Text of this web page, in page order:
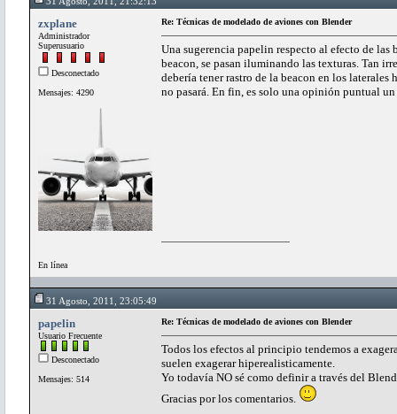
zxplane
Administrador
Superusuario
Desconectado
Mensajes: 4290
En línea
Re: Técnicas de modelado de aviones con Blender
Una sugerencia papelin respecto al efecto de las
beacon, se pasan iluminando las texturas. Tan
debería tener rastro de la beacon en los
no pasará. En fin, es solo una opinión puntual
31 Agosto, 2011, 23:05:49
papelin
Usuario Frecuente
Desconectado
Mensajes: 514
Re: Técnicas de modelado de aviones con Blender
Todos los efectos al principio tendemos a
suelen exagerar hiperealisticamente.
Yo todavía NO sé como definir a través del
Gracias por los comentarios.